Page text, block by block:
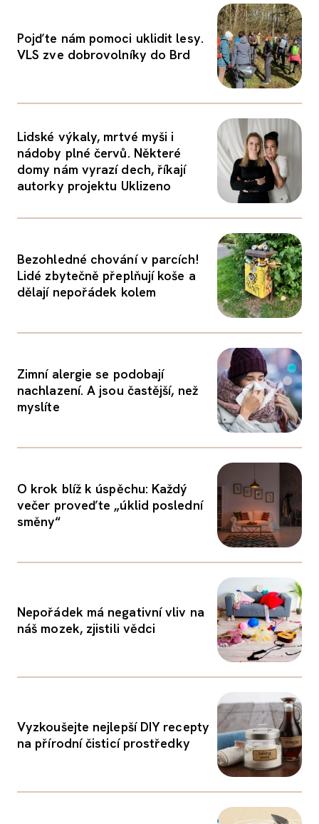
Pojďte nám pomoci uklidit lesy.
VLS zve dobrovolníky do Brd
Lidské výkaly, mrtvé myši i
nádoby plné červů. Některé
domy nám vyrazí dech, říkají
autorky projektu Uklizeno
Bezohledné chování v parcích!
Lidé zbytečně přeplňují koše a
dělají nepořádek kolem
Zimní alergie se podobají
nachlazení. A jsou častější, než
myslíte
O krok blíž k úspěchu: Každý
večer proveďte „úklid poslední
směny“
Nepořádek má negativní vliv na
náš mozek, zjistili vědci
Vyzkoušejte nejlepší DIY recepty
na přírodní čisticí prostředky